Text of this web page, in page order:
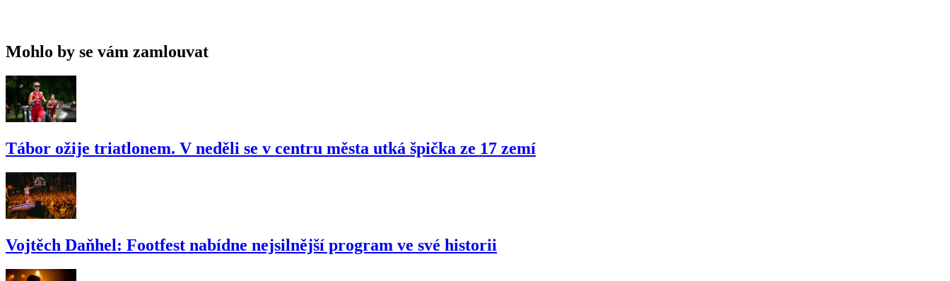
Mohlo by se vám zamlouvat
Tábor ožije triatlonem. V neděli se v centru města utká špička ze 17 zemí
Vojtěch Daňhel: Footfest nabídne nejsilnější program ve své historii